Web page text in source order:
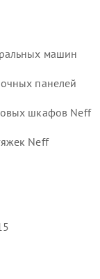
машин
панелей
шкафов Neff
Neff